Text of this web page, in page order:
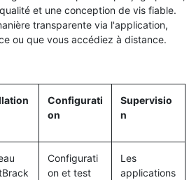
et une conception de vis fiable.
transparente via l'application,
ou que vous accédiez à distance.
Configurati
on
Supervisio
n
Configurati
on et test
Les
applications